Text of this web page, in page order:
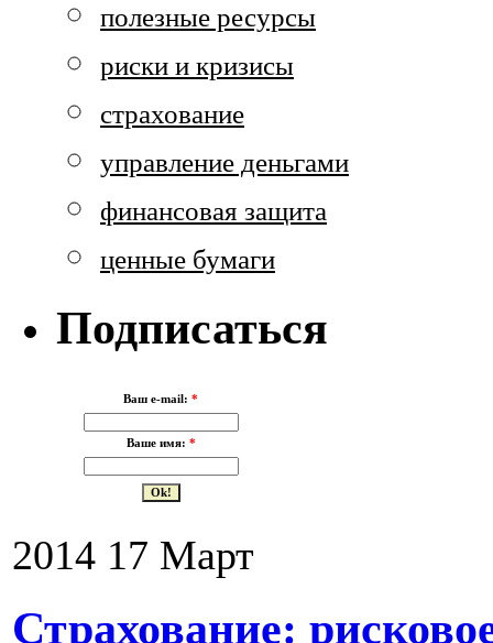
полезные ресурсы
риски и кризисы
страхование
управление деньгами
финансовая защита
ценные бумаги
Подписаться
Ваш e-mail: *
Ваше имя: *
2014 17 Март
Страхование: